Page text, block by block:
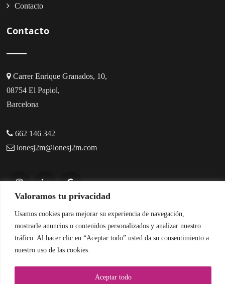
Valoramos tu privacidad
Usamos cookies para mejorar su experiencia de navegación,
mostrarle anuncios o contenidos personalizados y analizar nuestro
tráfico. Al hacer clic en “Aceptar todo” usted da su consentimiento a
nuestro uso de las cookies.
Aceptar todo
Contacto
Contacto
Carrer Enrique Granados, 10,
08754 El Papiol,
Barcelona
662 146 342
lonesj2m@lonesj2m.com
© Copyright 2026 | Lones J2M | Aviso legal y Privacidad|